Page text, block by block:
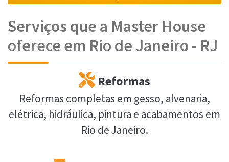
Serviços que a Master House
oferece em Rio de Janeiro - RJ
Reformas
Reformas completas em gesso, alvenaria,
elétrica, hidráulica, pintura e acabamentos em
Rio de Janeiro.